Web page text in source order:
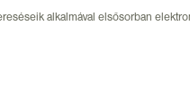
alkalmával elsősorban